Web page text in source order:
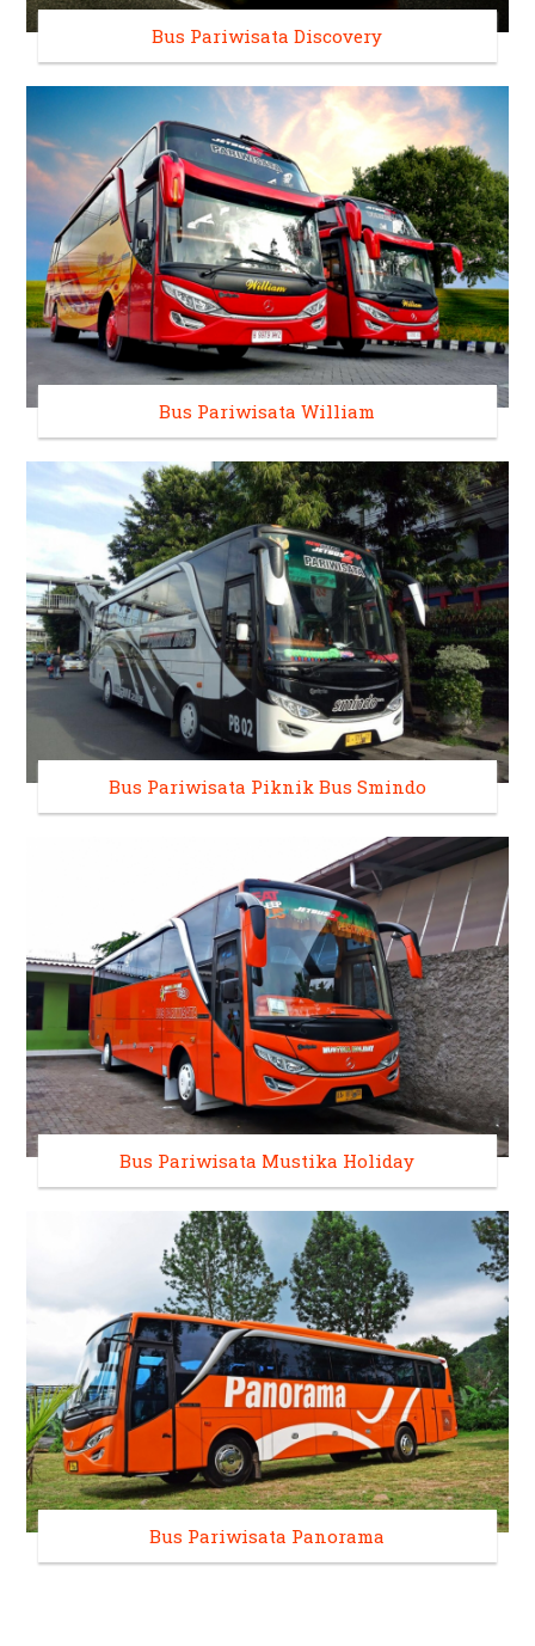
Bus Pariwisata Discovery
Bus Pariwisata William
Bus Pariwisata Piknik Bus Smindo
Bus Pariwisata Mustika Holiday
Bus Pariwisata Panorama